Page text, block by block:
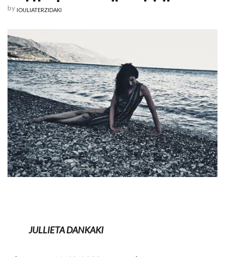
by IOULIATERZIDAKI
JULLIETA DANKAKI